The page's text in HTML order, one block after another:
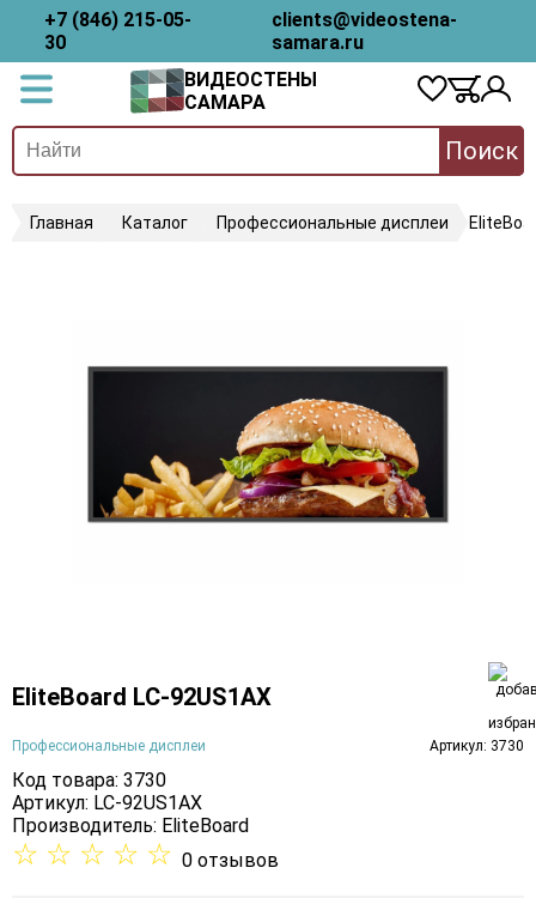
+7 (846) 215-05-
30
clients@videostena-
samara.ru
ВИДЕОСТЕНЫ
САМАРА
Поиск
Главная Каталог Профессиональные дисплеи
EliteBoard LC-92US1AX
Профессиональные дисплеи Артикул: 3730
Код товара: 3730
Артикул: LC-92US1AX
Производитель: EliteBoard
☆ ☆ ☆ ☆ ☆ 0 отзывов